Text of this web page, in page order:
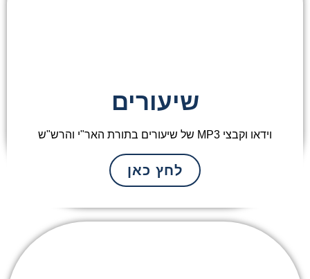
שיעורים
וידאו וקבצי MP3 של שיעורים בתורת האר"י והרש"ש
לחץ כאן